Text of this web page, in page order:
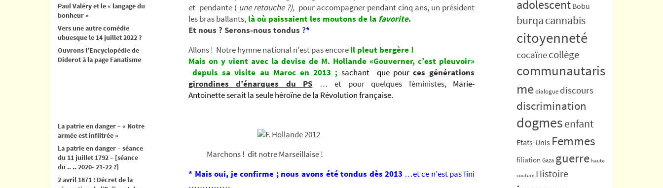
et pendante ( une retouche ?), pour accompagner pendant cinq ans, un président
les bras ballants, là où paissaient les moutons de la favorite.
Et nous ? Serons-nous tondus ?*
Allons ! Notre hymne national n’est pas encoreIl pleut bergère !
Mais on y vient avec la devise de M. Hollande «Gouverner, c’est pleuvoir»
depuis sa visite au Maroc en 2013 ;sachant que pour ces générations
girondines d’énarques du PS
… et pour quelques féministes, Marie-
Antoinette serait la seule héroïne de la Révolution française.
Marchons ! dit notre Marseillaise !
* Mais oui, je confirme ; nous avons été tondus dès 2013 …et ce n’est pas fini
……………
Paul Valéry et le « langage du
bonheur »
Vers une autre comédie
ubuesque le 14 juillet 2022 ?
Ouvrons l’Encyclopédie de
Diderot à la page Fanatisme
La patrie en danger – « Notre
armée est infiltrée »
La patrie en danger – séance
du 11 juillet 1792 – [séance
du .. .. 2020- 21-22 ?]
2 avril 1871 : Décret de la
adolescent Bobu
burqacannabis
citoyenneté
cocaïnecollège
communautaris
medialogue discours
discrimination
dogmesenfant
Etats-Unis Femmes
filiation Gaza guerre haute
couture Histoire